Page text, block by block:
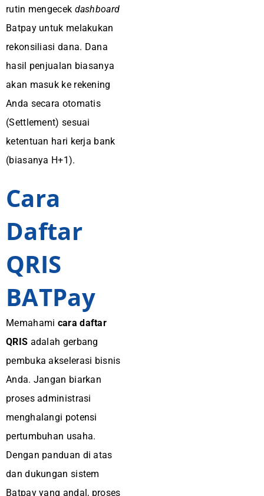
rutin mengecek dashboard
Batpay untuk melakukan
rekonsiliasi dana. Dana
hasil penjualan biasanya
akan masuk ke rekening
Anda secara otomatis
(Settlement) sesuai
ketentuan hari kerja bank
(biasanya H+1).
Cara
Daftar
QRIS
BATPay
Memahami cara daftar
QRIS adalah gerbang
pembuka akselerasi bisnis
Anda. Jangan biarkan
proses administrasi
menghalangi potensi
pertumbuhan usaha.
Dengan panduan di atas
dan dukungan sistem
Batpay yang andal, proses